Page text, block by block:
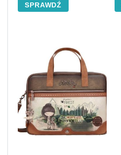
SPRAWDŹ